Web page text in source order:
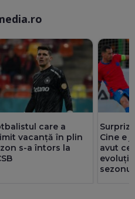
care a
vacanță în plin
s-a întors la
Cine e
avut
evoluții